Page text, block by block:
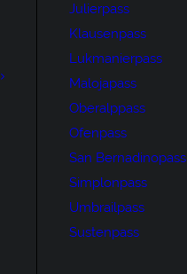
Julierpass
Klausenpass
Lukmanierpass
Malojapass
Oberalppass
Ofenpass
San Bernadinopass
Simplonpass
Umbrailpass
Sustenpass